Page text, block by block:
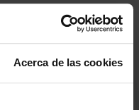
Acerca de las cookies
izan lehena klubaren